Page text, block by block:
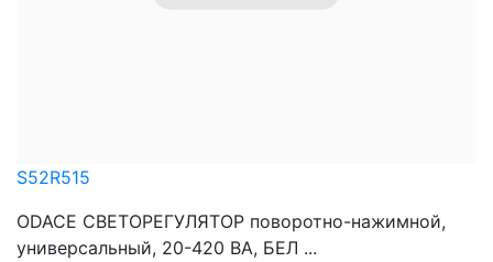
S52R515
ODACE СВЕТОРЕГУЛЯТОР поворотно-нажимной,
универсальный, 20-420 ВА, БЕЛ ...